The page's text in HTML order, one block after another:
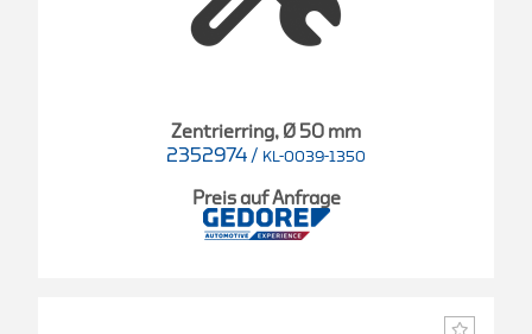
Zentrierring, Ø 50 mm
2352974 / KL-0039-1350
Preis auf Anfrage